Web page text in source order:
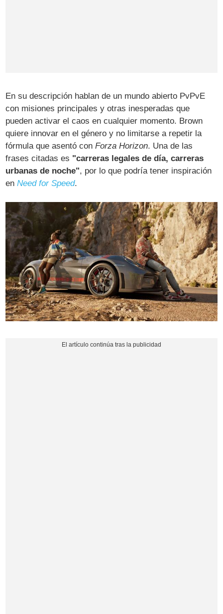
En su descripción hablan de un mundo abierto PvPvE
con misiones principales y otras inesperadas que
pueden activar el caos en cualquier momento. Brown
quiere innovar en el género y no limitarse a repetir la
fórmula que asentó conForza Horizon. Una de las
frases citadas es "carreras legales de día, carreras
urbanas de noche", por lo que podría tener inspiración
enNeed for Speed.